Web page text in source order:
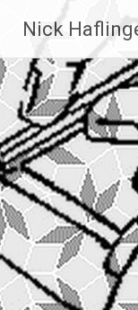
Inhalt
springen
Nick